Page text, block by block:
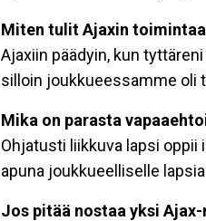
Miten tulit Ajaxin
Ajaxiin päädyin, kun
silloin joukkueessamme oli
Mika on parasta
Ohjatusti liikkuva lapsi oppii
apuna joukkueelliselle
Jos pitää nostaa yksi